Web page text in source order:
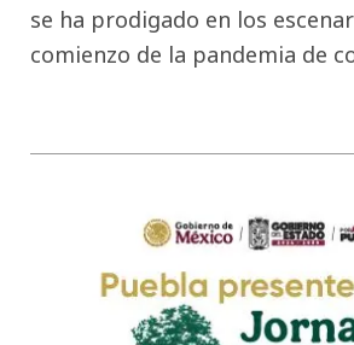
se ha prodigado en los
comienzo de la pandemia de